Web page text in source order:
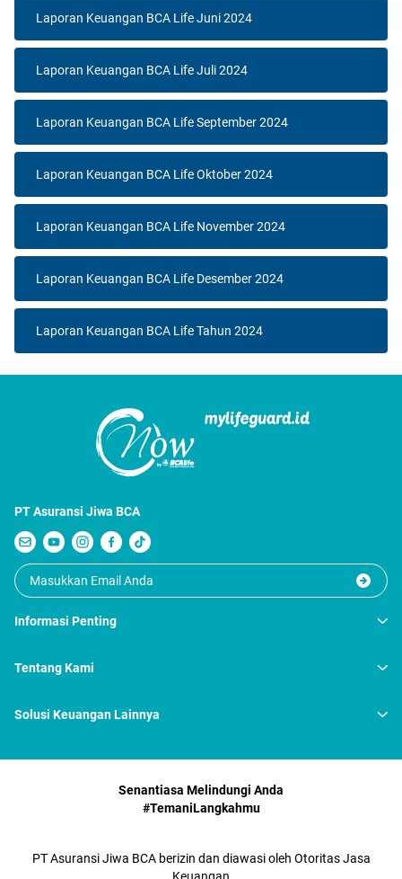
Laporan Keuangan BCA Life Juni 2024
Laporan Keuangan BCA Life Juli 2024
Laporan Keuangan BCA Life September 2024
Laporan Keuangan BCA Life Oktober 2024
Laporan Keuangan BCA Life November 2024
Laporan Keuangan BCA Life Desember 2024
Laporan Keuangan BCA Life Tahun 2024
PT Asuransi Jiwa BCA
Informasi Penting
Tentang Kami
Solusi Keuangan Lainnya
Senantiasa Melindungi Anda
#TemaniLangkahmu
PT Asuransi Jiwa BCA berizin dan diawasi oleh Otoritas Jasa